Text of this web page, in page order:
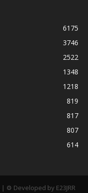
6175
3746
2522
1348
1218
819
817
807
614
| ⚙ Developed by E23JRR